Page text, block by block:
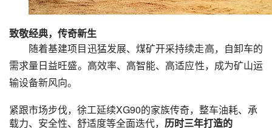
致敬经典，传奇新生
随着基建项目迅猛发展、煤矿开采持续走高，自卸车的
需求量日益旺盛。高效率、高智能、高适应性，成为矿山运
输设备新风向。
紧跟市场步伐，徐工延续XG90的家族传奇，整车油耗、承
载力、安全性、舒适度等全面迭代， 历时三年打造的